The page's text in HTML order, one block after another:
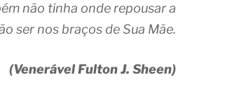
não tinha onde repousar a
ser nos braços de Sua Mãe.
(Venerável Fulton J. Sheen)